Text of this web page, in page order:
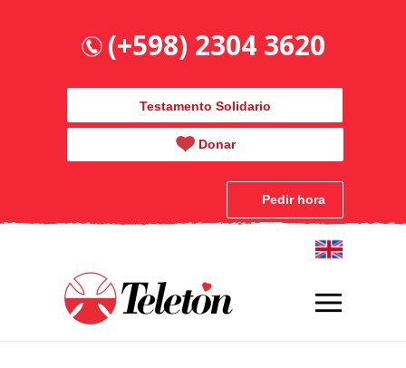
(+598) 2304 3620
Testamento Solidario
Donar
Pedir hora